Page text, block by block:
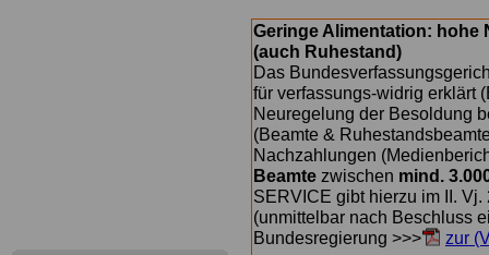
Geringe Alimentation: hohe
(auch Ruhestand)
Das
für verfassungs-widrig erklärt
Neuregelung der Besoldung
(Beamte &
Nachzahlungen
Beamte zwischen mind.
SERVICE gibt hierzu im II.
(unmittelbar nach Beschluss
Bundesregierung >>>
zur